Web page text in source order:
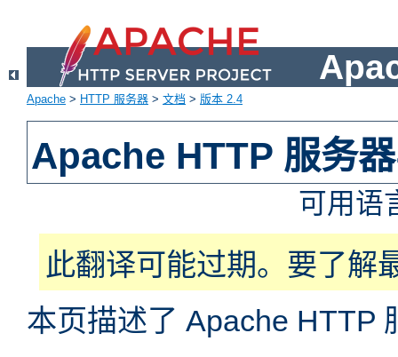
Apache > HTTP 服务器 > 文档 > 版本 2.4
Apache HTTP 服务
可用语
此翻译可能过期。要了解
本页描述了 Apache HTTP